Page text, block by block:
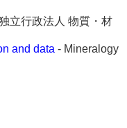
立行政法人 物質・材
and data - Mineralogy